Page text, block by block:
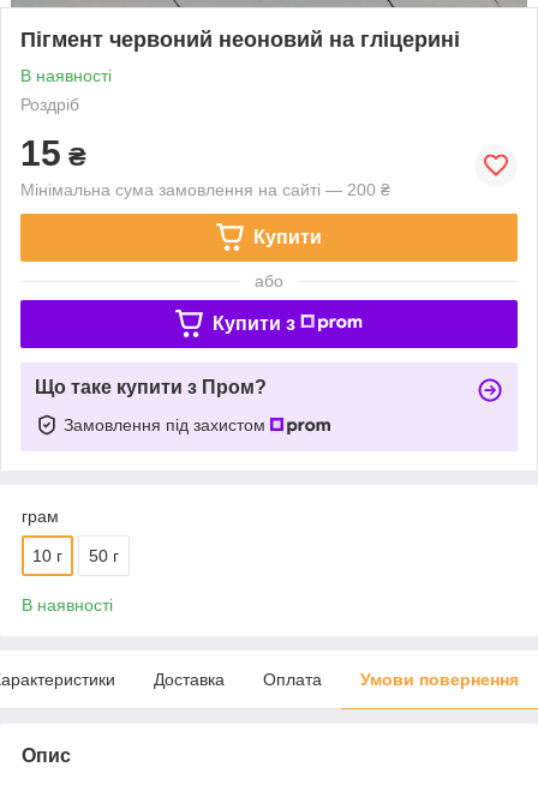
Пігмент червоний неоновий на гліцерині
В наявності
Роздріб
15 ₴
Мінімальна сума замовлення на сайті — 200 ₴
Купити
або
Купити з
Що таке купити з Пром?
Замовлення під захистом
грам
10 г 50 г
В наявності
Доставка Оплата Умови повернення
Опис